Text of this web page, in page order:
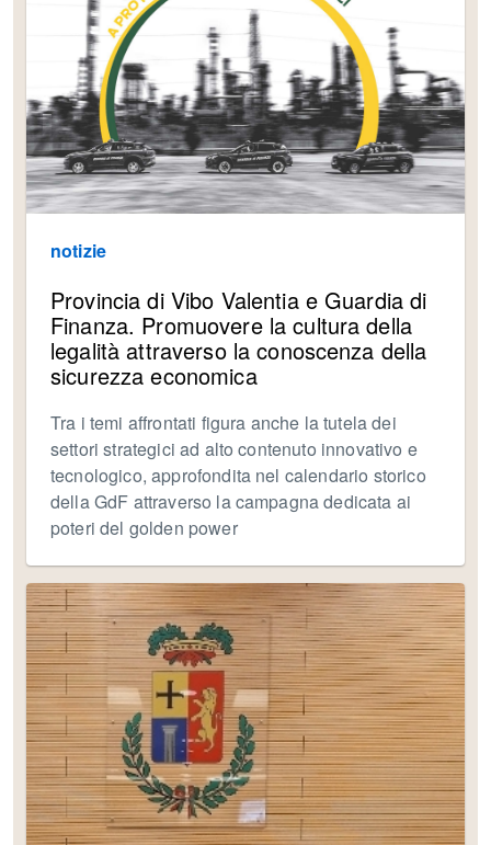
notizie
Provincia di Vibo Valentia e Guardia di
Finanza. Promuovere la cultura della
legalità attraverso la conoscenza della
sicurezza economica
Tra i temi affrontati figura anche la tutela dei
settori strategici ad alto contenuto innovativo e
tecnologico, approfondita nel calendario storico
della GdF attraverso la campagna dedicata ai
poteri del golden power